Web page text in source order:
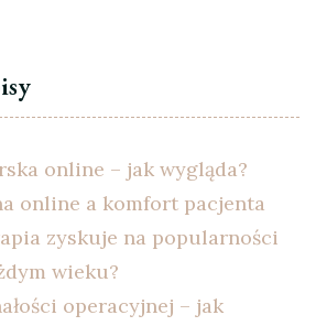
online – jak wygląda?
online a komfort pacjenta
zyskuje na popularności
wieku?
operacyjnej – jak